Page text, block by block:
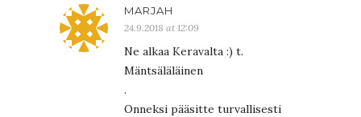
MARJAH
24.9.2018 at 12:09
Ne alkaa Keravalta :) t.
Mäntsäläläinen
.
Onneksi pääsitte turvallisesti